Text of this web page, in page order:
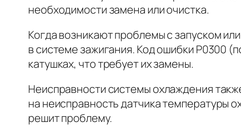
необходимости замена или очистка.
Когда возникают проблемы с запуском
в системе зажигания. Код ошибки P0300
катушках, что требует их замены.
Неисправности системы охлаждения
на неисправность датчика температуры
решит проблему.